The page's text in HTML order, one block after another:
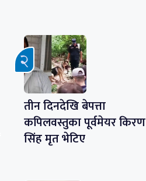
तीन दिनदेखि बेपत्ता
कपिलवस्तुका पूर्वमेयर किरण
सिंह मृत भेटिए